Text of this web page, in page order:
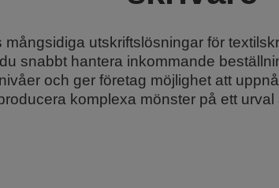
mångsidiga utskriftslösningar för
snabbt hantera inkommande
och ger företag möjlighet att
komplexa mönster på ett